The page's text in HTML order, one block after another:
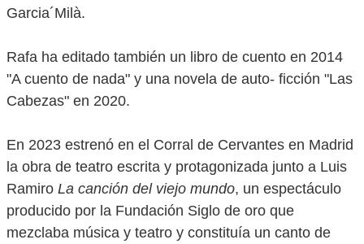
Garcia´Milà.
Rafa ha editado también un libro de cuento en 2014
"A cuento de nada" y una novela de auto- ficción "Las
Cabezas" en 2020.
En 2023 estrenó en el Corral de Cervantes en Madrid
la obra de teatro escrita y protagonizada junto a Luis
Ramiro La canción del viejo mundo, un espectáculo
producido por la Fundación Siglo de oro que
mezclaba música y teatro y constituía un canto de